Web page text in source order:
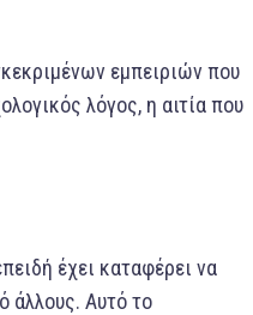
εμπειριών που
λόγος, η αιτία που
έχει καταφέρει να
άλλους. Αυτό το